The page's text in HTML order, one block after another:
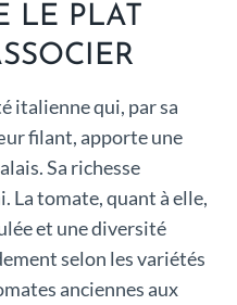
LE PLAT
italienne qui, par sa
filant, apporte une
Sa richesse
La tomate, quant à elle,
et une diversité
selon les variétés
anciennes aux